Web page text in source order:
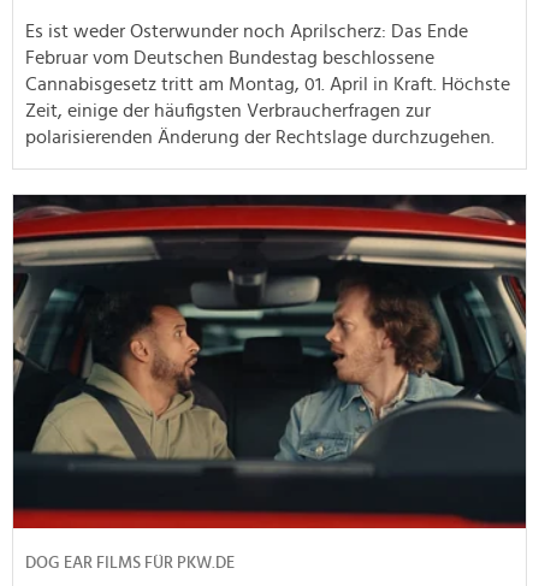
Es ist weder Osterwunder noch Aprilscherz: Das Ende
Februar vom Deutschen Bundestag beschlossene
Cannabisgesetz tritt am Montag, 01. April in Kraft. Höchste
Zeit, einige der häufigsten Verbraucherfragen zur
polarisierenden Änderung der Rechtslage durchzugehen.
DOG EAR FILMS FÜR PKW.DE